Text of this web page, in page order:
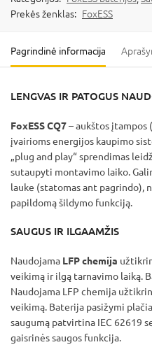
Prekės ženklas: FoxESS
Pagrindinė informacija
LENGVAS IR PATOGUS
FoxESS CQ7– aukštos įtampos
įvairioms energijos kaupimo
„plug and play“ sprendimas
sutaupyti montavimo laiko.
lauke (statomas ant pagrindo),
papildomą šildymo funkciją.
SAUGUS IR ILGAAMŽIS
Naudojama LFP chemija
veikimą ir ilgą tarnavimo laiką.
Naudojama LFP chemija
veikimą. Baterija pasižymi
saugumą patvirtina IEC 62619
gaisrinės saugos funkcija.